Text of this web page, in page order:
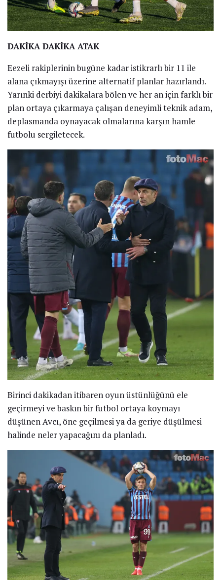
DAKİKA DAKİKA ATAK
Eezeli rakiplerinin bugüne kadar istikrarlı bir 11 ile
alana çıkmayışı üzerine alternatif planlar hazırlandı.
Yarınki derbiyi dakikalara bölen ve her an için farklı bir
plan ortaya çıkarmaya çalışan deneyimli teknik adam,
deplasmanda oynayacak olmalarına karşın hamle
futbolu sergiletecek.
Birinci dakikadan itibaren oyun üstünlüğünü ele
geçirmeyi ve baskın bir futbol ortaya koymayı
düşünen Avcı, öne geçilmesi ya da geriye düşülmesi
halinde neler yapacağını da planladı.